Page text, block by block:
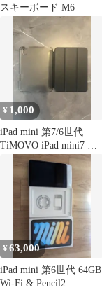
スキーボード M6
¥ 1,000
iPad mini 第7/6世代
TiMOVO iPad mini7 ケ
¥63,000
iPad mini 第6世代 64GB
Wi-Fi & Pencil2